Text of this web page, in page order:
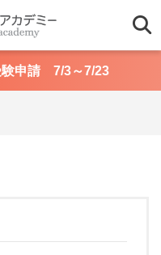
申請 7/3～7/23